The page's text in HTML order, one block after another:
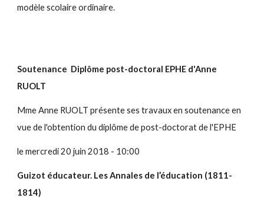
modèle scolaire ordinaire.
Soutenance Diplôme post-doctoral EPHE d'Anne
RUOLT
Mme Anne RUOLT présente ses travaux en soutenance en
vue de l'obtention du diplôme de post-doctorat de l'EPHE
le mercredi 20 juin 2018 - 10:00
Guizot éducateur. Les Annales de l’éducation (1811-
1814)